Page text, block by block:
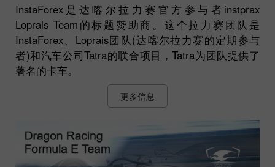
InstaForex是达喀尔拉力赛官方参与者instprax
Loprais Team的标题赞助商。这个拉力赛团队是
InstaForex、Loprais团队(达喀尔拉力赛的定期参与
者)和汽车公司Tatra的联合项目，Tatra为团队提供了
著名的卡车。
更多信息